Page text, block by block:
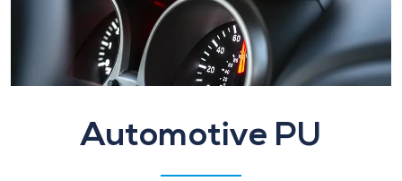
Automotive PU